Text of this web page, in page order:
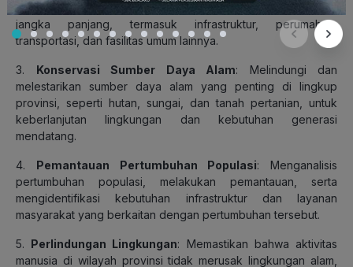
wilayah provinsi agar sesuai dengan tujuan pembangunan
jangka panjang, termasuk infrastruktur, perumahan,
transportasi, dan fasilitas umum lainnya.
3. Konservasi Sumber Daya Alam: Melindungi dan
melestarikan sumber daya alam yang penting di lingkup
provinsi, seperti hutan, sungai, dan tanah pertanian, untuk
keberlanjutan lingkungan dan kebutuhan generasi
mendatang.
4. Pemantauan Pertumbuhan Populasi: Menganalisis
pertumbuhan populasi, melakukan pemantauan, serta
mengidentifikasi kebutuhan infrastruktur dan layanan
masyarakat yang berkaitan dengan pertumbuhan tersebut.
5. Perlindungan Lingkungan: Memastikan bahwa aktivitas
manusia di wilayah provinsi tidak merusak lingkungan alam,